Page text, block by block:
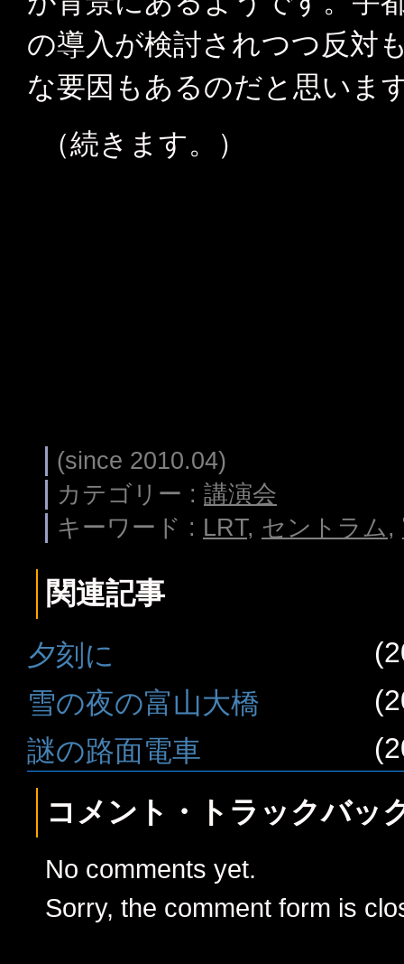
の導入が検討されつつ反対
な要因もあるのだと思いま
（続きます。）
(since 2010.04)
カテゴリー : 講演会
キーワード : LRT, セントラム ,
関連記事
夕刻に
雪の夜の富山大橋
謎の路面電車
コメント・トラックバッ
No comments yet.
Sorry, the comment form is